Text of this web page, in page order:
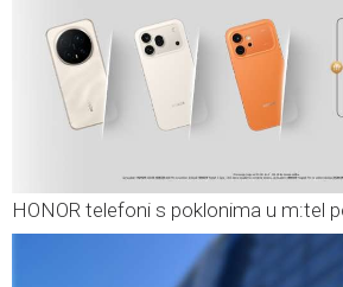
HONOR telefoni s poklonima u m:tel